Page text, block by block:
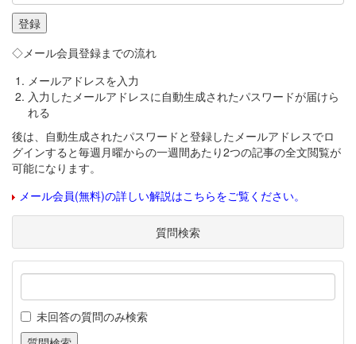
◇メール会員登録までの流れ
メールアドレスを入力
入力したメールアドレスに自動生成されたパスワードが届けら
れる
後は、自動生成されたパスワードと登録したメールアドレスでロ
グインすると毎週月曜からの一週間あたり2つの記事の全文閲覧が
可能になります。
メール会員(無料)の詳しい解説はこちらをご覧ください。
質問検索
未回答の質問のみ検索